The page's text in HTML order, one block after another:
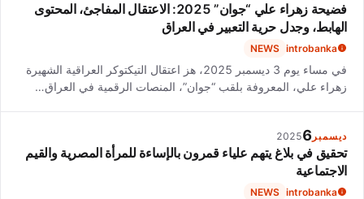
فضيحة زهراء علي “جوان” 2025: الاعتقال المفاجئ، المحتوى
الهابط، وجدل حرية التعبير في العراق
introbanka
NEWS
في مساء يوم 3 ديسمبر 2025، هز اعتقال التيكتوكر العراقية الشهيرة
زهراء علي، المعروفة بلقب “جوان”، المنصات الرقمية في العراق…
ديسمبر 6
2025
تحقيق في بلاغ يتهم علياء قمرون بالإساءة للمرأة المصرية والقيم
الاجتماعية
introbanka
NEWS